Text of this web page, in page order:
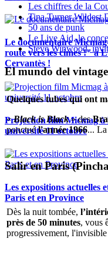
Le documentaire
route vers les cimes !" à
Cervantès !
Projection film Micmag à
université 11 octobre
Les expositions actuelles
Paris et en Province
Les chiffres de la
Tina Turner Wildest
50 ans de punk
Le Live Aid, le
Steve Winwood,
El mundo del vintage
Quelques tubes qui ont
«Black is Black» des
ponctuél'année 1966...
Salir en Paris
Dès la nuit tombée,
près de 50 minutes, vous
progressivement, l'invisible